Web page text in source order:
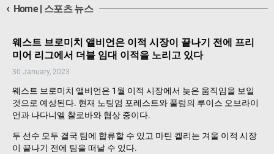
‹ Home | 스포츠 뉴스
웨스트 브로미치 앨비언은 이적 시장이 끝나기 전에 프리
미어 리그에서 더블 임대 이적을 노리고 있다
30 January, 2023
웨스트 브로미치 앨비언은 1월 이적 시장에서 늦은 움직임을 보일
것으로 예상된다. 현재 노팅엄 포레스트와 풀럼의 루이스 오브라이
언과 나다니엘 찰로바와 협상 중이다.
두 선수 모두 결국 팀에 합류할 수 있고 마틴 켈리는 겨울 이적 시장
이 끝나기 전에 팀을 떠날 수 있다.